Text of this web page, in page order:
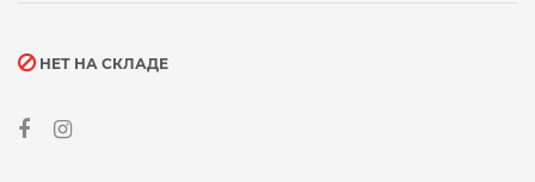
НЕТ НА СКЛАДЕ